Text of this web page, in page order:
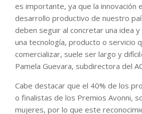
es importante, ya que la innovación
desarrollo productivo de nuestro
deben seguir al concretar una idea
una tecnología, producto o servicio
comercializar, suele ser largo y
Pamela Guevara, subdirectora del
Cabe destacar que el 40% de los
o finalistas de los Premios Avonni,
mujeres, por lo que este